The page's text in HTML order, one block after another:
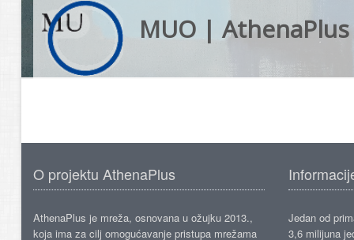
MUO | AthenaPlus
O projektu AthenaPlus
AthenaPlus je mreža, osnovana u ožujku 2013.,
koja ima za cilj omogućavanje pristupa mrežama
Jedan od
3,6 milijuna